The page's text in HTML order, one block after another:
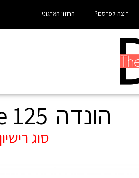
רוצה לפרסם? החזון הארגוני
הונדה 125
סוג